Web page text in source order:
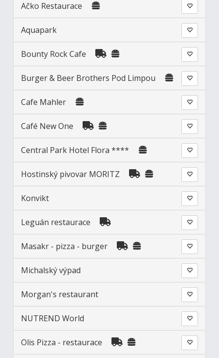
Ačko Restaurace
Aquapark
Bounty Rock Cafe
Burger & Beer Brothers Pod Limpou
Cafe Mahler
Café New One
Central Park Hotel Flora ****
Hostinský pivovar MORITZ
Konvikt
Leguán restaurace
Masakr - pizza - burger
Michalský výpad
Morgan's restaurant
NUTREND World
Olis Pizza - restaurace